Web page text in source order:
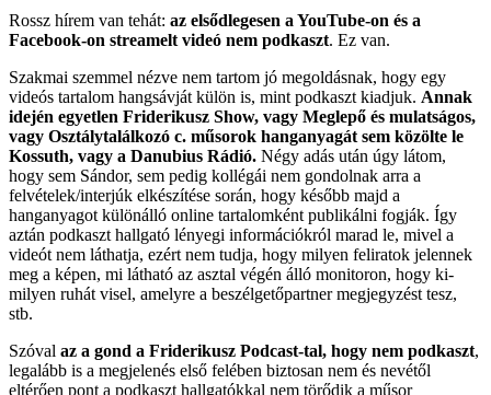
Rossz hírem van tehát: az elsődlegesen a YouTube-on és a
Facebook-on streamelt videó nem podkaszt. Ez van.
Szakmai szemmel nézve nem tartom jó megoldásnak, hogy egy
videós tartalom hangsávját külön is, mint podkaszt kiadjuk. Annak
idején egyetlen Friderikusz Show, vagy Meglepő és mulatságos,
vagy Osztálytalálkozó c. műsorok hanganyagát sem közölte le
Kossuth, vagy a Danubius Rádió. Négy adás után úgy látom,
hogy sem Sándor, sem pedig kollégái nem gondolnak arra a
felvételek/interjúk elkészítése során, hogy később majd a
hanganyagot különálló online tartalomként publikálni fogják. Így
aztán podkaszt hallgató lényegi információkról marad le, mivel a
videót nem láthatja, ezért nem tudja, hogy milyen feliratok jelennek
meg a képen, mi látható az asztal végén álló monitoron, hogy ki-
milyen ruhát visel, amelyre a beszélgetőpartner megjegyzést tesz,
stb.
Szóval az a gond a Friderikusz Podcast-tal, hogy nem podkaszt,
legalább is a megjelenés első felében biztosan nem és nevétől
eltérően pont a podkaszt hallgatókkal nem törődik a műsor